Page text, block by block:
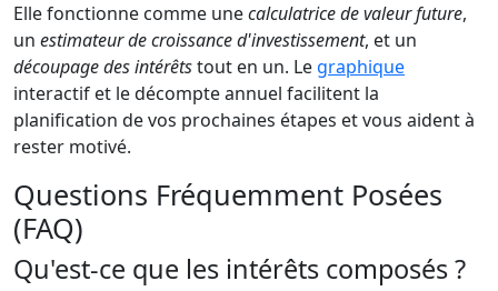
Elle fonctionne comme unecalculatrice de valeur future,
un estimateur de croissance d'investissement, et un
découpage des intérêtstout en un. Le graphique
interactif et le décompte annuel facilitent la
planification de vos prochaines étapes et vous aident à
rester motivé.
Questions Fréquemment Posées
(FAQ)
Qu'est-ce que les intérêts composés ?